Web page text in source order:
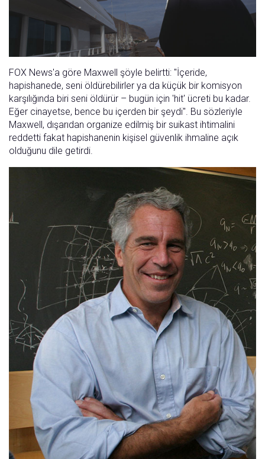
FOX News'a göre Maxwell şöyle belirtti: "İçeride,
hapishanede, seni öldürebilirler ya da küçük bir komisyon
karşılığında biri seni öldürür – bugün için 'hit' ücreti bu kadar.
Eğer cinayetse, bence bu içerden bir şeydi". Bu sözleriyle
Maxwell, dışarıdan organize edilmiş bir suikast ihtimalini
reddetti fakat hapishanenin kişisel güvenlik ihmaline açık
olduğunu dile getirdi.